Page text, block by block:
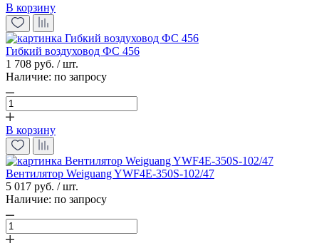
В корзину
Гибкий воздуховод ФС 456
1 708 руб. / шт.
Наличие: по запросу
В корзину
Вентилятор Weiguang YWF4E-350S-102/47
5 017 руб. / шт.
Наличие: по запросу